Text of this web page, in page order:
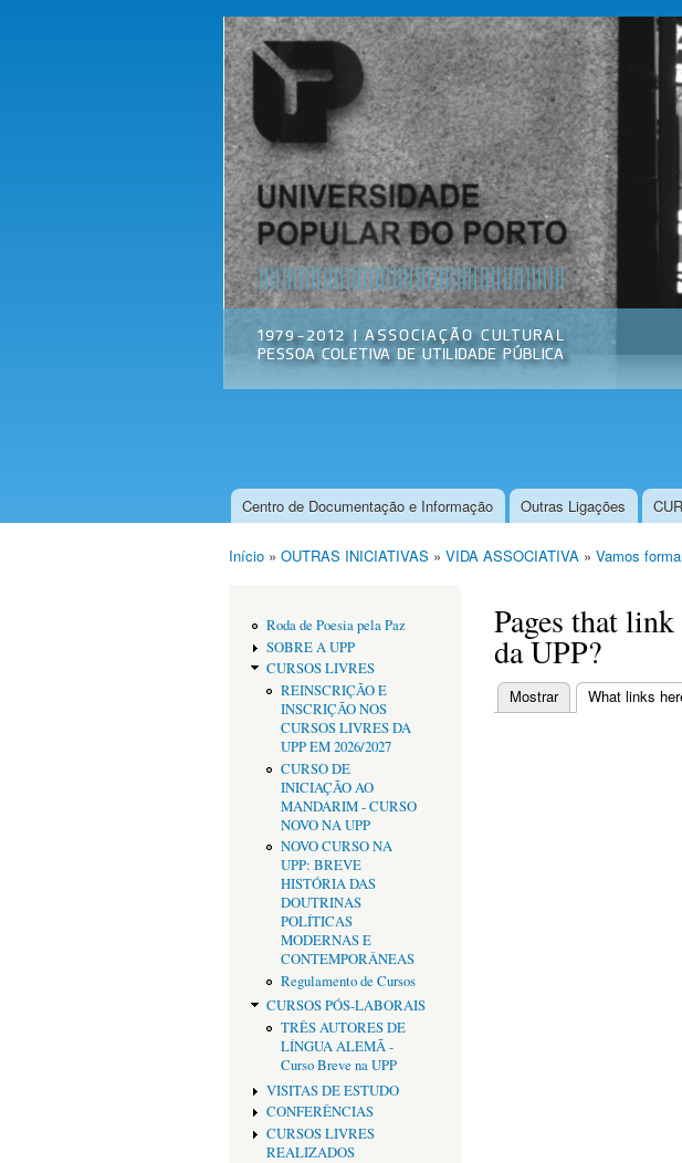
Universidade
Popular do
Porto
Associação
Cultural
Menu principal
Centro de Documentação e Informação Outras Ligações
Início » OUTRAS INICIATIVAS » VIDA ASSOCIATIVA » Vamos
Roda de Poesia pela Paz
SOBRE A UPP
CURSOS LIVRES
REINSCRIÇÃO E
INSCRIÇÃO NOS
CURSOS LIVRES DA
UPP EM 2026/2027
CURSO DE
INICIAÇÃO AO
MANDARIM - CURSO
NOVO NA UPP
NOVO CURSO NA
UPP: BREVE
HISTÓRIA DAS
DOUTRINAS
POLÍTICAS
MODERNAS E
CONTEMPORÂNEAS
Regulamento de Cursos
CURSOS PÓS-LABORAIS
TRÊS AUTORES DE
LÍNGUA ALEMÃ -
Curso Breve na UPP
VISITAS DE ESTUDO
CONFERÊNCIAS
CURSOS LIVRES
REALIZADOS
Pages that
da UPP?
Separadores
Mostrar What links